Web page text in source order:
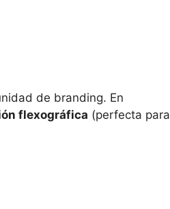
de branding. En
flexográfica (perfecta para